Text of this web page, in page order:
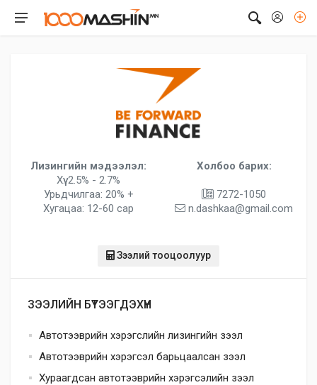
Лизингийн мэдээлэл:
Хүү: 2.5% - 2.7%
Урьдчилгаа: 20% +
Хугацаа: 12-60 сар
Холбоо барих:
7272-1050
n.dashkaa@gmail.com
Зээлий тооцоолуур
ЗЭЭЛИЙН БҮТЭЭГДЭХҮҮН
Автотээврийн хэрэгслийн лизингийн зээл
Автотээврийн хэрэгсэл барьцаалсан зээл
Хураагдсан автотээврийн хэрэгсэлийн зээл